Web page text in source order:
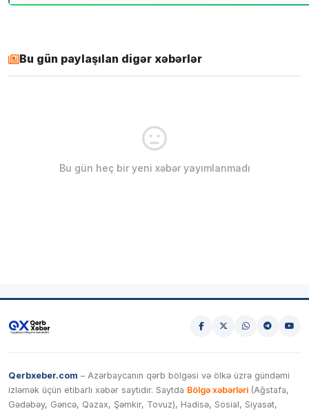
Bu gün paylaşılan digər xəbərlər
Bu gün heç bir yeni xəbər yayımlanmadı
Qerbxeber.com – Azərbaycanın qərb bölgəsi və ölkə üzrə gündəmi
izləmək üçün etibarlı xəbər saytıdır. Saytda Bölgə xəbərləri (Ağstafa,
Gədəbəy, Gəncə, Qazax, Şəmkir, Tovuz), Hadisə, Sosial, Siyasət,